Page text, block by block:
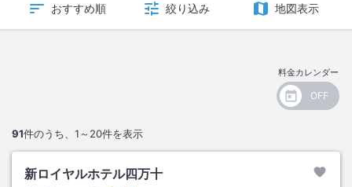
おすすめ順 絞り込み 地図表示
料金カレンダー
91件のうち、 1～20件を表示
新ロイヤルホテル四万十